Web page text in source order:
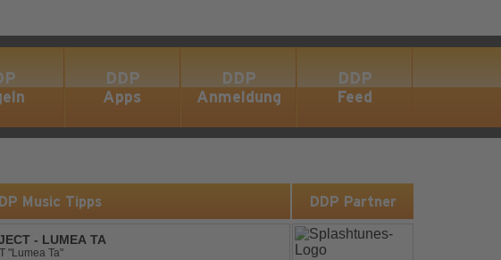
DDP
Apps
DDP
Anmeldung
DDP
Feed
Music Tipps
- LUMEA TA
"Lumea Ta"
DDP Partner